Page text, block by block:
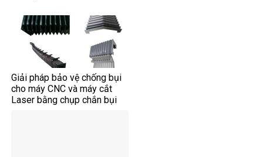
Giải pháp bảo vệ chống bụi
cho máy CNC và máy cắt
Laser bằng chụp chắn bụi